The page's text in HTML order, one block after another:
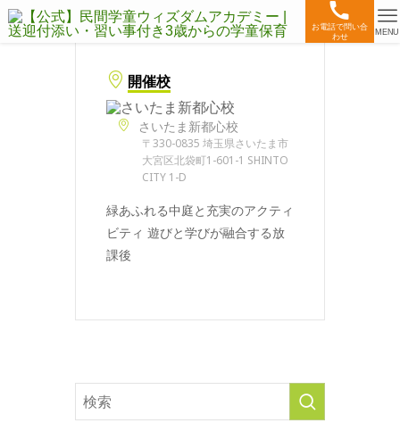
お電話で問い合
わせ
MENU
開催校
さいたま新都心校
〒330-0835 埼玉県さいたま市
大宮区北袋町1-601-1 SHINTO
CITY 1-D
緑あふれる中庭と充実のアクティ
ビティ 遊びと学びが融合する放
課後